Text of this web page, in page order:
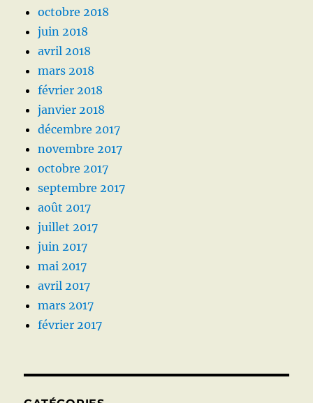
octobre 2018
juin 2018
avril 2018
mars 2018
février 2018
janvier 2018
décembre 2017
novembre 2017
octobre 2017
septembre 2017
août 2017
juillet 2017
juin 2017
mai 2017
avril 2017
mars 2017
février 2017